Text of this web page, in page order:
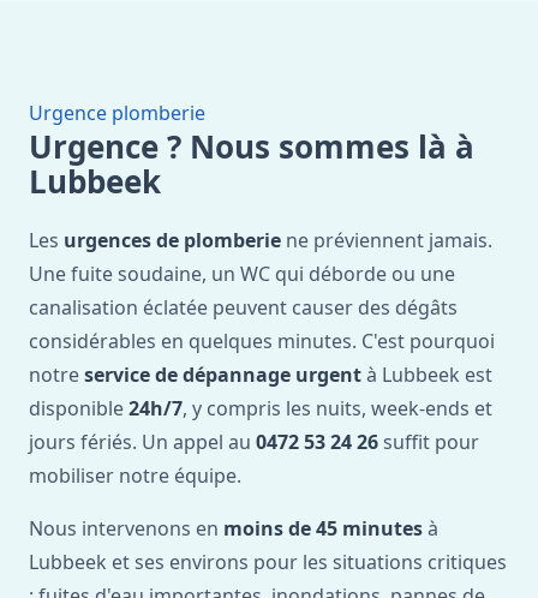
Urgence plomberie
Urgence ? Nous sommes là à
Lubbeek
Les urgences de plomberie ne préviennent jamais.
Une fuite soudaine, un WC qui déborde ou une
canalisation éclatée peuvent causer des dégâts
considérables en quelques minutes. C'est pourquoi
notreservice de dépannage urgentà Lubbeek est
disponible24h/7, y compris les nuits, week-ends et
jours fériés. Un appel au 0472 53 24 26 suffit pour
mobiliser notre équipe.
Nous intervenons en moins de 45 minutesà
Lubbeek et ses environs pour les situations critiques